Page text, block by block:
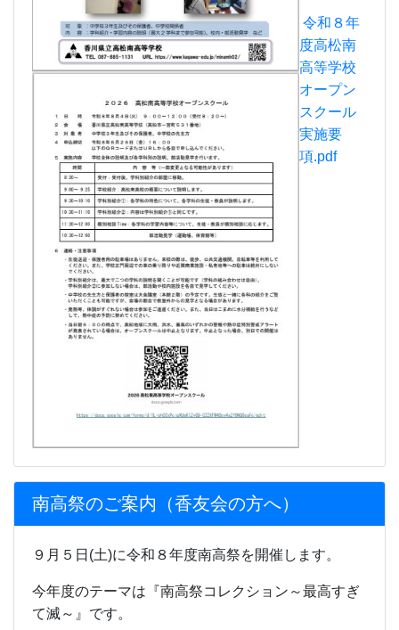
令和８年
度高松南
高等学校
オープン
スクール
実施要
項.pdf
南高祭のご案内（香友会の方へ）
９月５日(土)に令和８年度南高祭を開催します。
今年度のテーマは『南高祭コレクション～最高すぎ
て滅～』です。